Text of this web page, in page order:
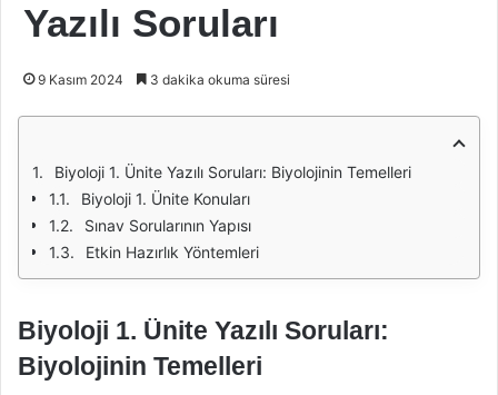
Yazılı Soruları
9 Kasım 2024 3 dakika okuma süresi
Biyoloji 1. Ünite Yazılı Soruları: Biyolojinin Temelleri
Biyoloji 1. Ünite Konuları
Sınav Sorularının Yapısı
Etkin Hazırlık Yöntemleri
Biyoloji 1. Ünite Yazılı Soruları:
Biyolojinin Temelleri